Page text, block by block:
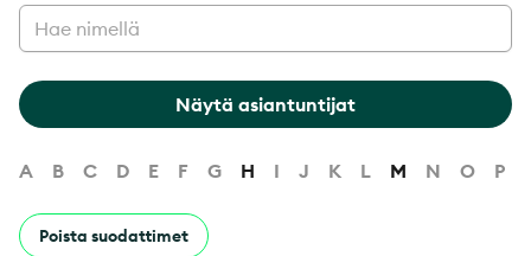
Näytä asiantuntijat
A B C D E F G H I J K L M N O P
Poista suodattimet